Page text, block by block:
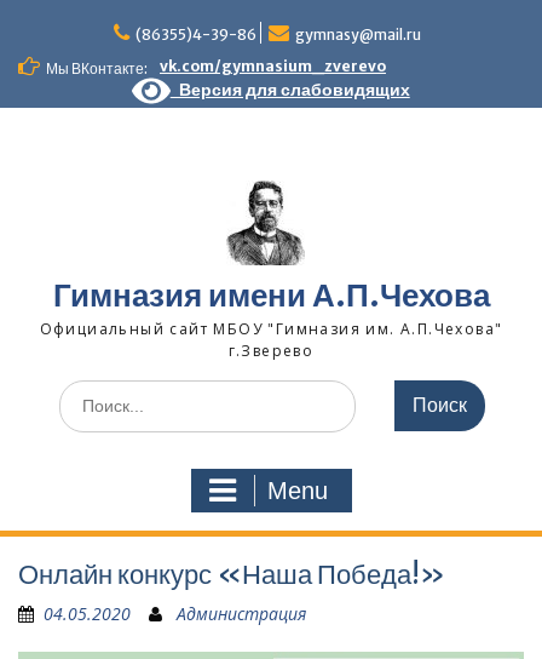
content
(86355)4-39-86
gymnasy@mail.ru
Мы ВКонтакте:
vk.com/gymnasium_zverevo
Версия для слабовидящих
Гимназия имени А.П.Чехова
Официальный сайт МБОУ "Гимназия им. А.П.Чехова"
г.Зверево
Search
for:
Menu
Онлайн конкурс «Наша Победа!»
04.05.2020 Администрация